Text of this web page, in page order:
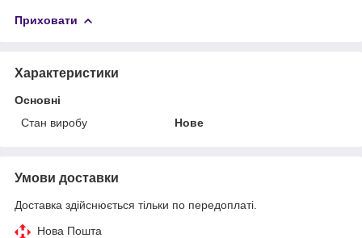
Приховати
Характеристики
Основні
Стан виробу
Нове
Умови доставки
Доставка здійснюється тільки по передоплаті.
Нова Пошта